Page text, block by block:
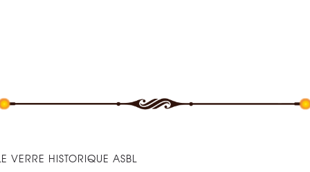
VERRE HISTORIQUE ASBL